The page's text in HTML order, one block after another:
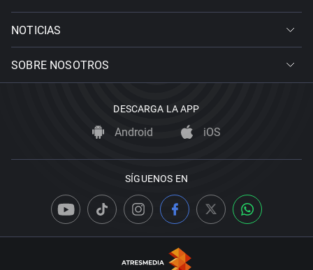
NOTICIAS
SOBRE NOSOTROS
DESCARGA LA APP
Android iOS
SÍGUENOS EN